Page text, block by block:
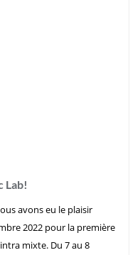
Lab!
avons eu le plaisir
2022 pour la première
mixte. Du 7 au 8